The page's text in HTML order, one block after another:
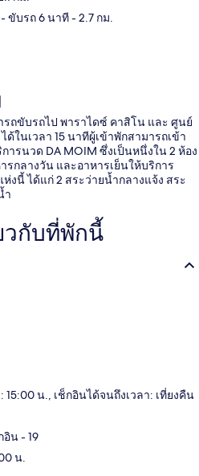
- ขับรถ 6 นาที- 2.7 กม.
ถขับรถไป พาราไดซ์ คาสิโน และ ศูนย์
ในเวลา 15 นาทีผู้เข้าพักสามารถเข้า
รนวด DA MOIM ซึ่งเป็นหนึ่งใน 2 ห้อง
รกลางวัน และอาหารเย็นให้บริการ
งนี้ ได้แก่ 2 สระว่ายน้ำกลางแจ้ง สระ
ำ
วกับที่พักนี้
15:00 น., เช็กอินได้จนถึงเวลา: เที่ยงคืน
น - 19
น.